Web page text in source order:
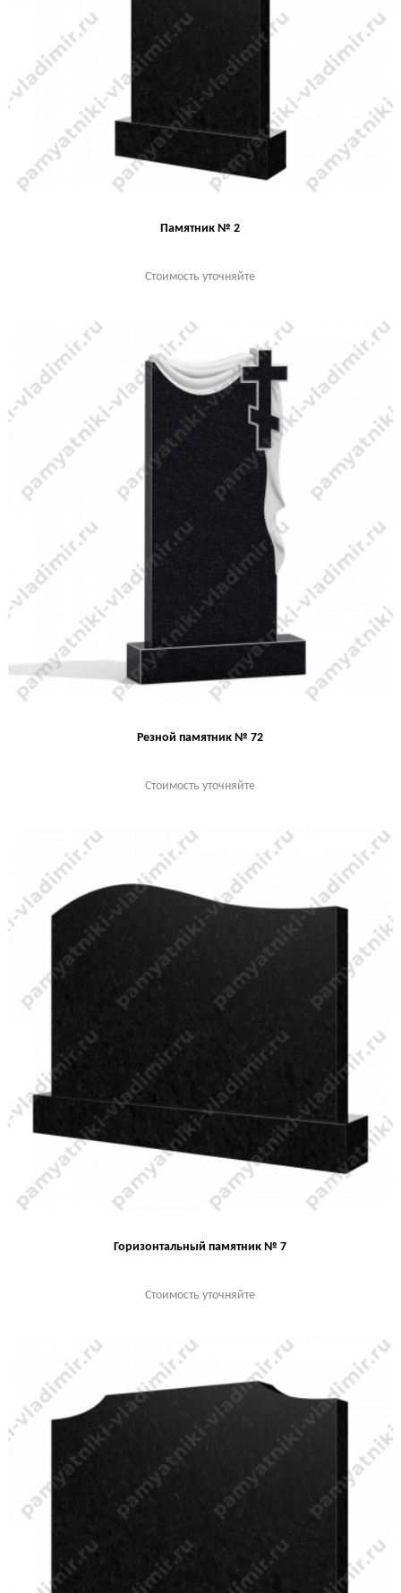
Памятник № 2
Стоимость уточняйте
Резной памятник № 72
Стоимость уточняйте
Горизонтальный памятник № 7
Стоимость уточняйте